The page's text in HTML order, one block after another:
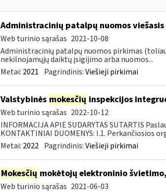
Administracinių patalpų nuomos
Web turinio sąrašas 2021-10-08
Administracinių patalpų nuomos pirkimas
nekilnojamųjų daiktų įsigijimo arba nuomos...
Metai: 2021 Pagrindinis:Viešieji pirkimai
Valstybinės mokesčių inspekcijos
Web turinio sąrašas 2022-10-12
INFORMACIJA APIE SUDARYTAS SUTARTIS
KONTAKTINIAI DUOMENYS: I.1. Perkančiosios
Metai: 2022 Pagrindinis:Viešieji pirkimai
Mokesčių mokėtojų elektroninio
Web turinio sąrašas 2021-06-03